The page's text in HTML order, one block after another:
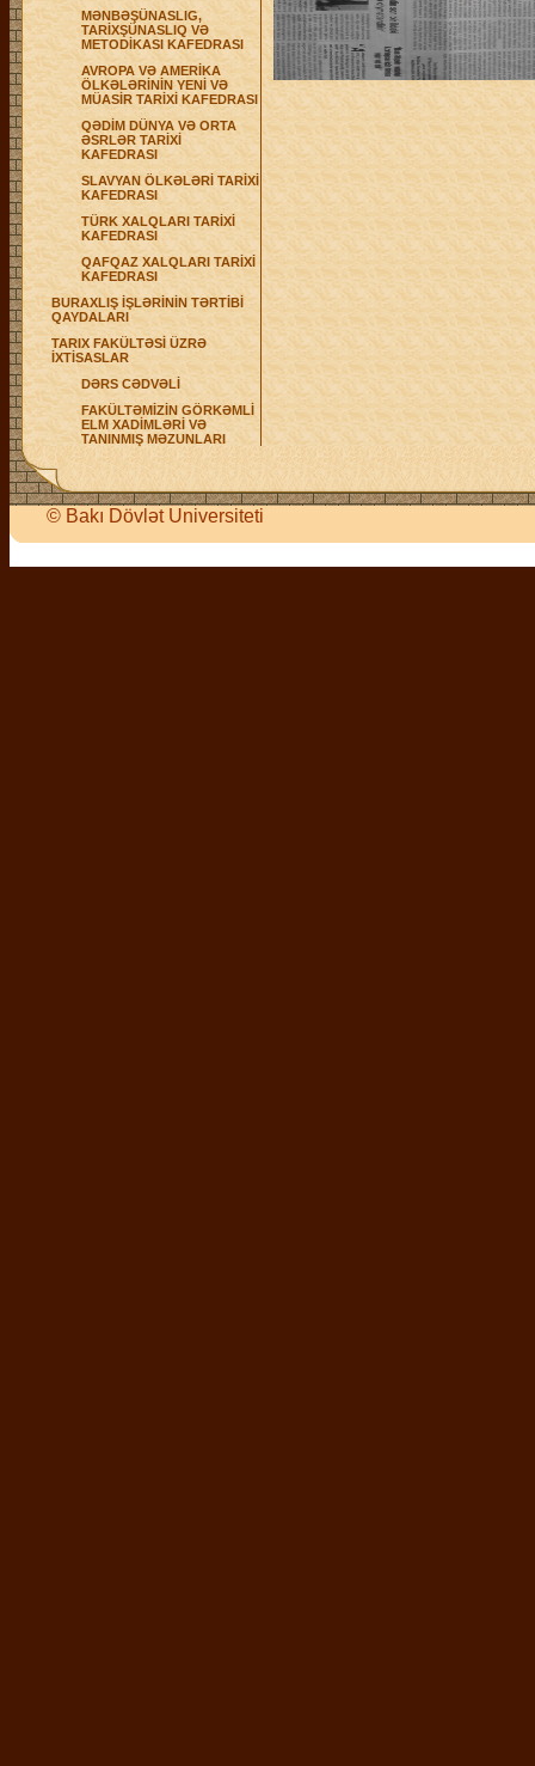
MƏNBƏŞÜNASLIG,
TARİXŞÜNASLIQ VƏ
METODİKASI KAFEDRASI
AVROPA VƏ AMERİKA
ÖLKƏLƏRİNİN YENİ VƏ
MÜASİR TARİXİ KAFEDRASI
QƏDİM DÜNYA VƏ ORTA
ƏSRLƏR TARİXİ
KAFEDRASI
SLAVYAN ÖLKƏLƏRİ TARİXİ
KAFEDRASI
TÜRK XALQLARI TARİXİ
KAFEDRASI
QAFQAZ XALQLARI TARİXİ
KAFEDRASI
BURAXLIŞ İŞLƏRİNİN TƏRTİBİ
QAYDALARI
TARIX FAKÜLTƏSİ ÜZRƏ
İXTİSASLAR
DƏRS CƏDVƏLİ
FAKÜLTƏMİZİN GÖRKƏMLİ
ELM XADİMLƏRİ VƏ
TANINMIŞ MƏZUNLARI
© Bakı Dövlət Universiteti